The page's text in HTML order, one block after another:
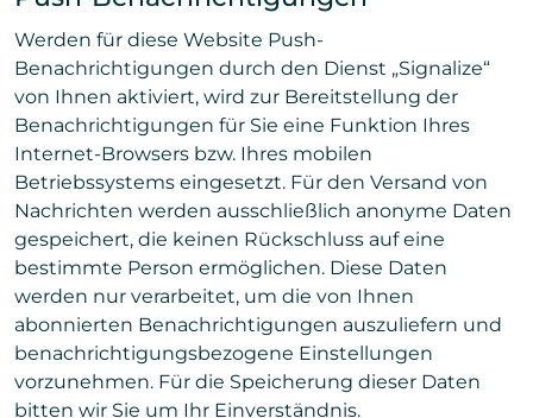
Werden für diese Website Push-
Benachrichtigungen durch den Dienst „Signalize“
von Ihnen aktiviert, wird zur Bereitstellung der
Benachrichtigungen für Sie eine Funktion Ihres
Internet-Browsers bzw. Ihres mobilen
Betriebssystems eingesetzt. Für den Versand von
Nachrichten werden ausschließlich anonyme Daten
gespeichert, die keinen Rückschluss auf eine
bestimmte Person ermöglichen. Diese Daten
werden nur verarbeitet, um die von Ihnen
abonnierten Benachrichtigungen auszuliefern und
benachrichtigungsbezogene Einstellungen
vorzunehmen. Für die Speicherung dieser Daten
bitten wir Sie um Ihr Einverständnis.